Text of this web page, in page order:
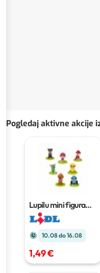
Pogledaj aktivne akcije
Lupilu mini figura
Komad
10.08 do 16.08
1,49 €